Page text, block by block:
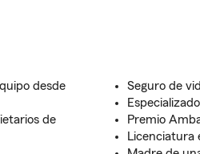
desde
de
Seguro de
Premio
Licenciatura